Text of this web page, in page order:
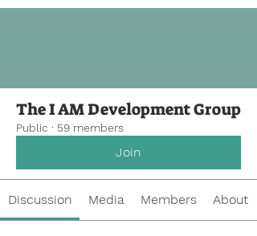
The I AM Development Group
Public · 59 members
Join
Discussion Media Members About